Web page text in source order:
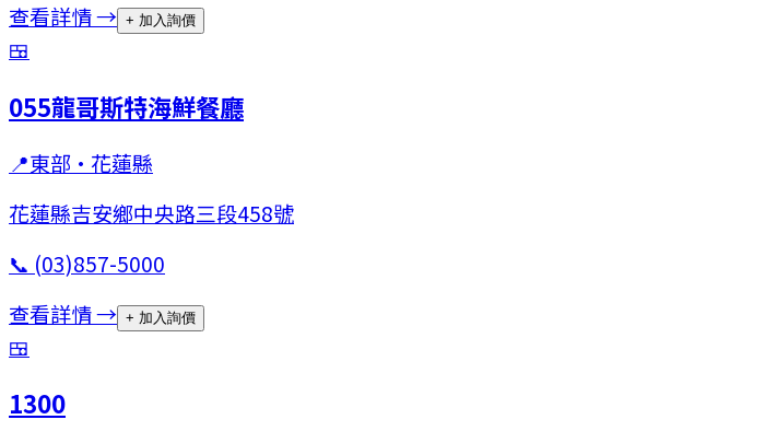
查看詳情 → + 加入詢價
🍱
055龍哥斯特海鮮餐廳
📍東部 · 花蓮縣
花蓮縣吉安鄉中央路三段458號
📞 (03)857-5000
查看詳情 → + 加入詢價
🍱
1300